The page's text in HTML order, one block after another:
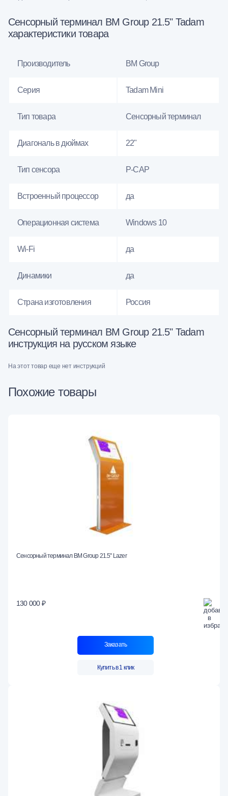
Сенсорный терминал BM Group 21.5" Tadam
характеристики товара
Производитель BM Group
Серия Tadam Mini
Тип товара Сенсорный терминал
Диагональ в дюймах 22"
Тип сенсора P-CAP
Встроенный процессор да
Операционная система Windows 10
Wi-Fi да
Динамики да
Страна изготовления Россия
Сенсорный терминал BM Group 21.5" Tadam
инструкция на русском языке
На этот товар еще нет инструкций
Похожие товары
Сенсорный терминал BM Group 21.5" Lazer
130 000 ₽
Заказать
Купить в 1 клик